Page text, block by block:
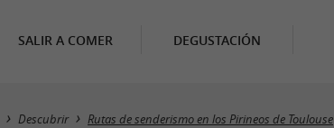
SALIR A COMER DEGUSTACIÓN
Descubrir Rutas de senderismo en los Pirineos de Toulouse